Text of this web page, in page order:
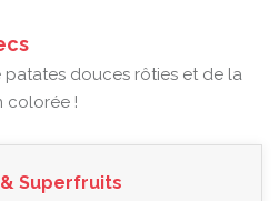
patates douces rôties et de la
colorée !
Superfruits